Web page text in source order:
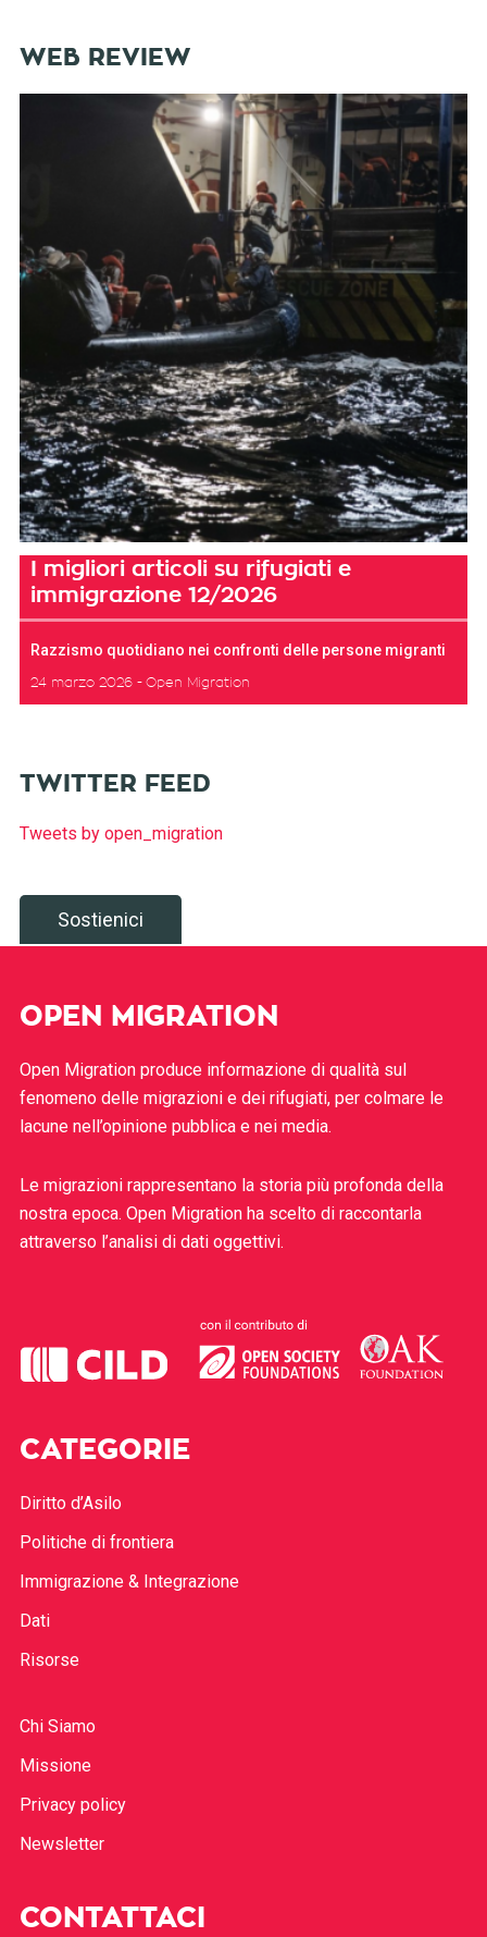
WEB REVIEW
I migliori articoli su rifugiati e
immigrazione 12/2026
Razzismo quotidiano nei confronti delle persone migranti
24 marzo 2026 Open Migration
TWITTER FEED
Tweets by open_migration
Sostienici
OPEN MIGRATION
Open Migration produce informazione di qualità sul
fenomeno delle migrazioni e dei rifugiati, per colmare le
lacune nell’opinione pubblica e nei media.
Le migrazioni rappresentano la storia più profonda della
nostra epoca. Open Migration ha scelto di raccontarla
attraverso l’analisi di dati oggettivi.
CATEGORIE
Diritto d’Asilo
Politiche di frontiera
Immigrazione & Integrazione
Dati
Risorse
Chi Siamo
Missione
Privacy policy
Newsletter
CONTATTACI